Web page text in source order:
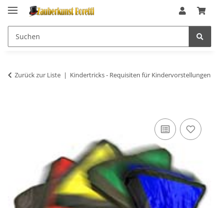
Zurück zur Liste Kindertricks - Requisiten für Kindervorstellungen